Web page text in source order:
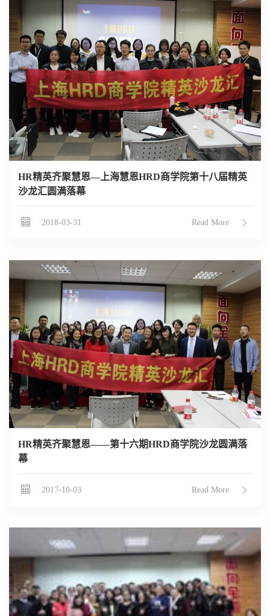
HR精英齐聚慧恩—上海慧恩HRD商学院第十八届精英
沙龙汇圆满落幕
2018-03-31 Read More
HR精英齐聚慧恩——第十六期HRD商学院沙龙圆满落
幕
2017-10-03 Read More